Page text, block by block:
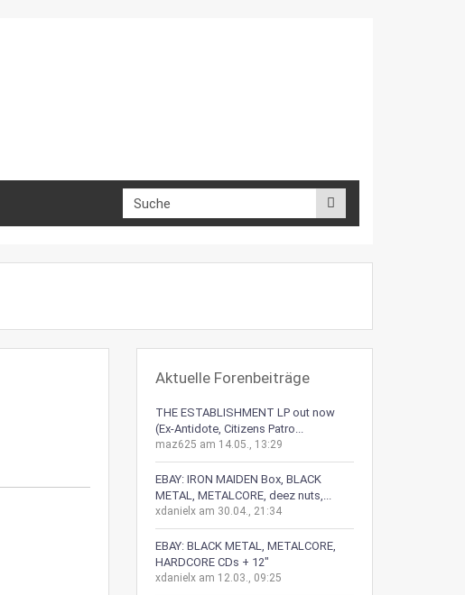
Aktuelle Forenbeiträge
THE ESTABLISHMENT LP out now
(Ex-Antidote, Citizens Patro...
maz625 am 14.05., 13:29
EBAY: IRON MAIDEN Box, BLACK
METAL, METALCORE, deez nuts,...
xdanielx am 30.04., 21:34
EBAY: BLACK METAL, METALCORE,
HARDCORE CDs + 12"
xdanielx am 12.03., 09:25